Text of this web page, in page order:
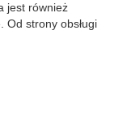
jest również
Od strony obsługi